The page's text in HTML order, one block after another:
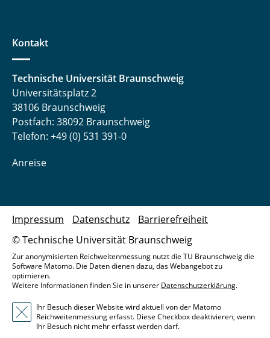
Kontakt
Technische Universität Braunschweig
Universitätsplatz 2
38106 Braunschweig
Postfach: 38092 Braunschweig
Telefon: +49 (0) 531 391-0
Anreise
© Technische Universität Braunschweig
Impressum Datenschutz Barrierefreiheit
Zur anonymisierten Reichweitenmessung nutzt die TU Braunschweig die
Software Matomo. Die Daten dienen dazu, das Webangebot zu
optimieren.
Weitere Informationen finden Sie in unserer Datenschutzerklärung.
Ihr Besuch dieser Website wird aktuell von der Matomo
Reichweitenmessung erfasst. Diese Checkbox deaktivieren, wenn
Ihr Besuch nicht mehr erfasst werden darf.